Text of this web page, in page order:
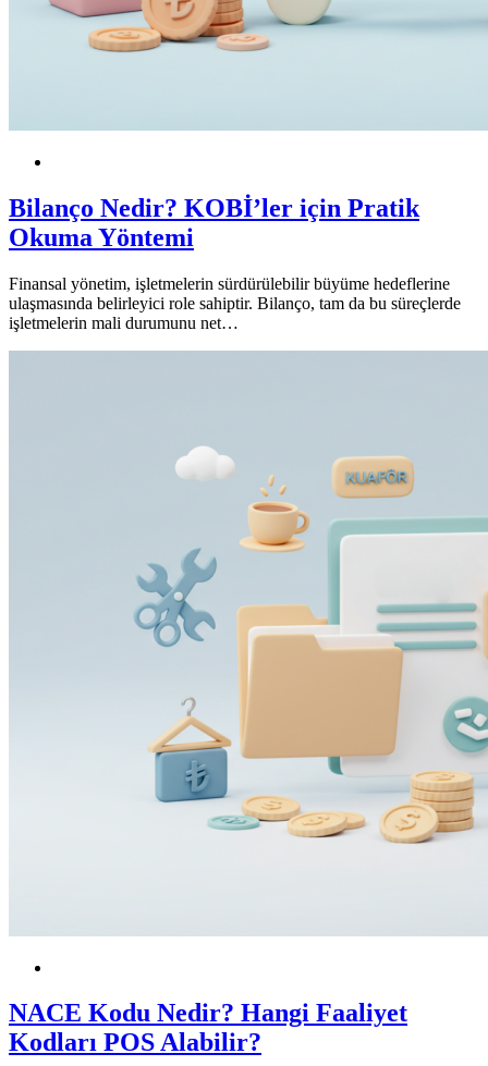
Bilanço Nedir? KOBİ’ler için Pratik
Okuma Yöntemi
Finansal yönetim, işletmelerin sürdürülebilir büyüme hedeflerine
ulaşmasında belirleyici role sahiptir. Bilanço, tam da bu süreçlerde
işletmelerin mali durumunu net…
NACE Kodu Nedir? Hangi Faaliyet
Kodları POS Alabilir?